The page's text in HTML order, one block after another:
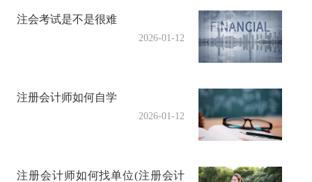
注会考试是不是很难
2026-01-12
注册会计师如何自学
2026-01-12
注册会计师如何找单位(注册会计